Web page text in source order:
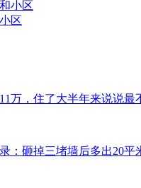
区
万，住了大半年来说说最
：砸掉三堵墙后多出20平